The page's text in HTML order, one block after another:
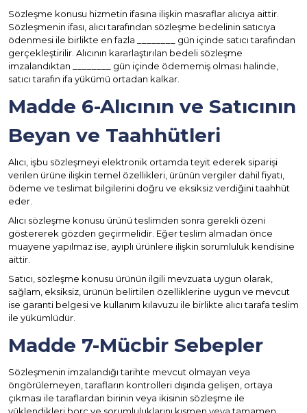
Sözleşme konusu hizmetin ifasına ilişkin masraflar alıcıya aittir.
Sözleşmenin ifası, alıcı tarafından sözleşme bedelinin satıcıya
ödenmesi ile birlikte en fazla ________ gün içinde satıcı tarafından
gerçekleştirilir. Alıcının kararlaştırılan bedeli sözleşme
imzalandıktan ________ gün içinde ödememiş olması halinde,
satıcı tarafın ifa yükümü ortadan kalkar.
Madde 6-Alıcının ve Satıcının
Beyan ve Taahhütleri
Alıcı, işbu sözleşmeyi elektronik ortamda teyit ederek siparişi
verilen ürüne ilişkin temel özellikleri, ürünün vergiler dahil fiyatı,
ödeme ve teslimat bilgilerini doğru ve eksiksiz verdiğini taahhüt
eder.
Alıcı sözleşme konusu ürünü teslimden sonra gerekli özeni
göstererek gözden geçirmelidir. Eğer teslim almadan önce
muayene yapılmaz ise, ayıplı ürünlere ilişkin sorumluluk kendisine
aittir.
Satıcı, sözleşme konusu ürünün ilgili mevzuata uygun olarak,
sağlam, eksiksiz, ürünün belirtilen özelliklerine uygun ve mevcut
ise garanti belgesi ve kullanım kılavuzu ile birlikte alıcı tarafa teslim
ile yükümlüdür.
Madde 7-Mücbir Sebepler
Sözleşmenin imzalandığı tarihte mevcut olmayan veya
öngörülemeyen, tarafların kontrolleri dışında gelişen, ortaya
çıkması ile taraflardan birinin veya ikisinin sözleşme ile